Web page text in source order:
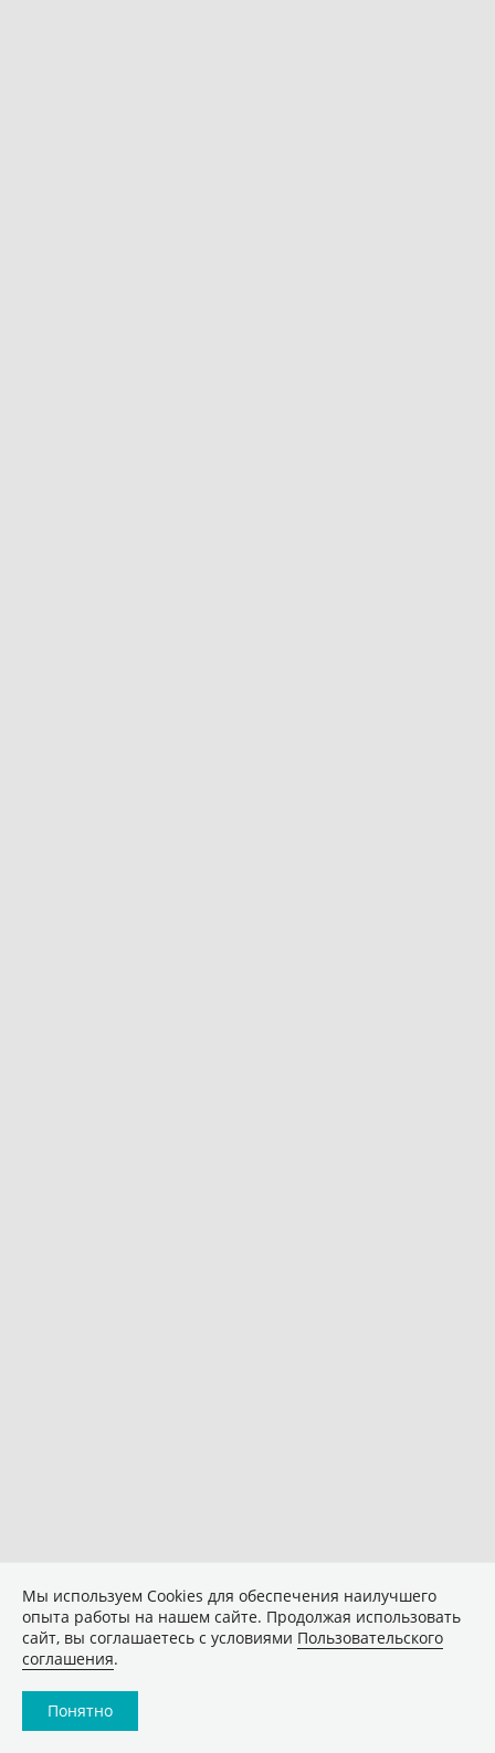
Мы используем Сookies для обеспечения наилучшего
опыта работы на нашем сайте. Продолжая использовать
сайт, вы соглашаетесь с условиями Пользовательского
соглашения.
Понятно